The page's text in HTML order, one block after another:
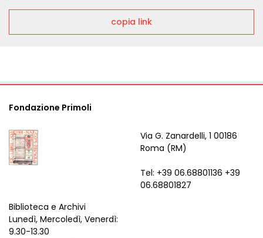
copia link
Fondazione Primoli
Via G. Zanardelli, 1 00186
Roma (RM)
Tel: +39 06.68801136 +39
06.68801827
Biblioteca e Archivi
Lunedì, Mercoledì, Venerdì:
9.30-13.30